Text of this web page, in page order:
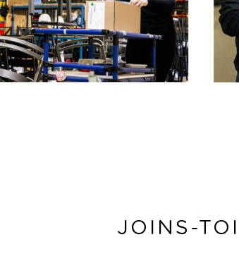
JOINS-